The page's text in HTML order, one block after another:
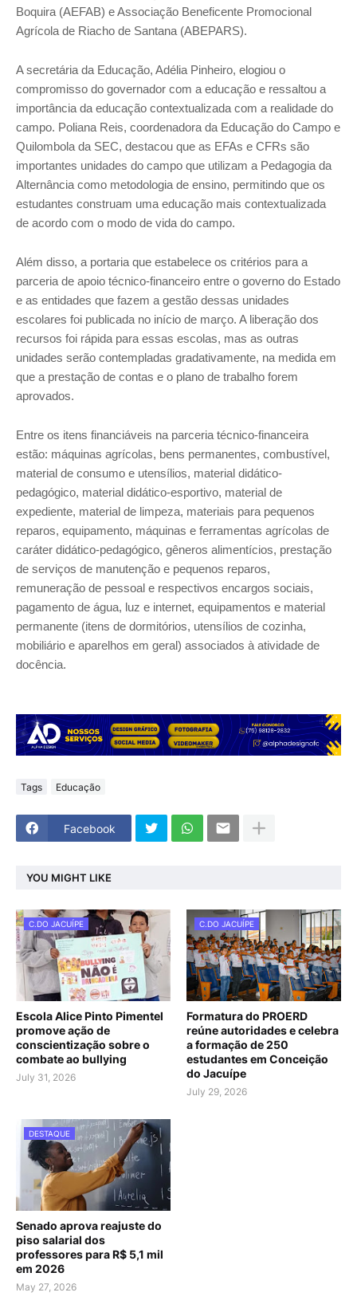
Boquira (AEFAB) e Associação Beneficente Promocional
Agrícola de Riacho de Santana (ABEPARS).
A secretária da Educação, Adélia Pinheiro, elogiou o
compromisso do governador com a educação e ressaltou a
importância da educação contextualizada com a realidade do
campo. Poliana Reis, coordenadora da Educação do Campo e
Quilombola da SEC, destacou que as EFAs e CFRs são
importantes unidades do campo que utilizam a Pedagogia da
Alternância como metodologia de ensino, permitindo que os
estudantes construam uma educação mais contextualizada
de acordo com o modo de vida do campo.
Além disso, a portaria que estabelece os critérios para a
parceria de apoio técnico-financeiro entre o governo do Estado
e as entidades que fazem a gestão dessas unidades
escolares foi publicada no início de março. A liberação dos
recursos foi rápida para essas escolas, mas as outras
unidades serão contempladas gradativamente, na medida em
que a prestação de contas e o plano de trabalho forem
aprovados.
Entre os itens financiáveis na parceria técnico-financeira
estão: máquinas agrícolas, bens permanentes, combustível,
material de consumo e utensílios, material didático-
pedagógico, material didático-esportivo, material de
expediente, material de limpeza, materiais para pequenos
reparos, equipamento, máquinas e ferramentas agrícolas de
caráter didático-pedagógico, gêneros alimentícios, prestação
de serviços de manutenção e pequenos reparos,
remuneração de pessoal e respectivos encargos sociais,
pagamento de água, luz e internet, equipamentos e material
permanente (itens de dormitórios, utensílios de cozinha,
mobiliário e aparelhos em geral) associados à atividade de
docência.
Tags Educação
Facebook
YOU MIGHT LIKE
C.DO JACUÍPE
Escola Alice Pinto Pimentel
promove ação de
conscientização sobre o
combate ao bullying
July 31, 2026
C.DO JACUÍPE
Formatura do PROERD
reúne autoridades e celebra
a formação de 250
estudantes em Conceição
do Jacuípe
July 29, 2026
DESTAQUE
Senado aprova reajuste do
piso salarial dos
professores para R$ 5,1 mil
em 2026
May 27, 2026